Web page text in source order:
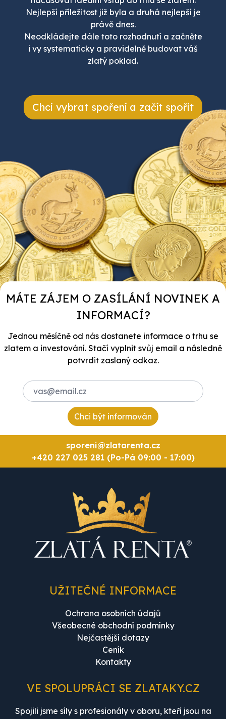
Nejlepší příležitost již byla a druhá nejlepší je
právě dnes.
Neodkládejte dále toto rozhodnutí a začněte
i vy systematicky a pravidelně budovat váš
zlatý poklad.
Chci vybrat spoření a začít spořit
MÁTE ZÁJEM O ZASÍLÁNÍ NOVINEK A
INFORMACÍ?
Jednou měsíčně od nás dostanete informace o trhu se
zlatem a investování. Stačí vyplnit svůj email a následně
potvrdit zaslaný odkaz.
Chci být informován
sporeni@zlatarenta.cz
+420 227 025 281 (Po-Pá 09:00 - 17:00)
UŽITEČNÉ INFORMACE
Ochrana osobních údajů
Všeobecné obchodní podmínky
Nejčastější dotazy
Ceník
Kontakty
VE SPOLUPRÁCI SE ZLATAKY.CZ
Spojili jsme síly s profesionály v oboru, kteří jsou na